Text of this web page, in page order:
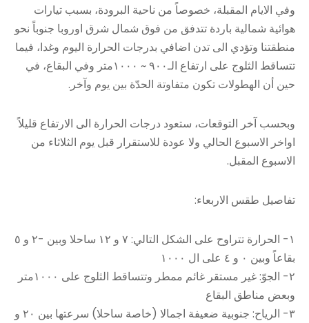
وفي الايام المقبلة، خصوصاً من ناحية البرودة، بسبب تيارات
هوائية شمالية باردة تتدفق من فوق شمال شرق اوروبا جنوباً نحو
منطقتنا وتؤدي الى تدن اضافي بدرجات الحرارة اليوم وغدا، فيما
تتساقط الثلوج على ارتفاع الـ٩٠٠ ~ ١٠٠٠متر وفي البقاع، في
حين أن الهطولات تكون متفاوتة الحدّة بين يوم وآخر.
وبحسب آخر التوقعات، ستعود درجات الحرارة الى الارتفاع قليلاً
اواخر الاسبوع الحالي ولا عودة للاستقرار قبل يوم الثلاثاء من
الاسبوع المقبل.
تفاصيل طقس الاربعاء:
١- الحرارة تتراوح على الشكل التالي: ٧ و ١٢ ساحلا وبين -٢ و ٥
بقاعاً وبين ٠ و ٤ على ال ١٠٠٠
٢- الجوّ: غير مستقر غائم ممطر وتتساقط الثلوج على ١٠٠٠متر
وبعض مناطق البقاع
٣- الرياح: جنوبية ضعيفة اجمالا (خاصة ساحلا) سرعتها بين ٢٠ و